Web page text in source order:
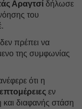
Αραγτσί δήλωσε
του
πρέπει να
της συμφωνίας
ότι η
εν
διαφανής στάση